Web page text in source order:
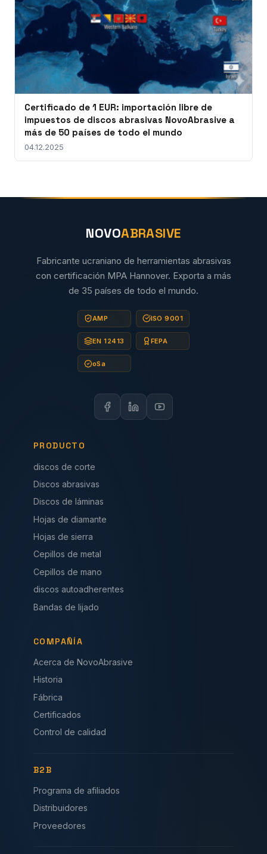
Certificado de 1 EUR: importación libre de
impuestos de discos abrasivas NovoAbrasive a
más de 50 países de todo el mundo
04.12.2025
NOVOABRASIVE
Fabricante ucraniano de herramientas abrasivas
con certificación MPA Hannover. Exporta a más
de 35 países de todo el mundo.
AMP ISO 9001
EN 12413 FEPA
oSa
PRODUCTO
discos de corte
Discos abrasivas
Discos de láminas
Hojas de diamante
Hojas de sierra
Cepillos de metal
Cepillos de mano
discos autoadherentes
Bandas de lijado
COMPAÑÍA
Acerca de NovoAbrasive
Historia
Fábrica
Certificados
Control de calidad
B2B
Programa de afiliados
Distribuidores
Proveedores